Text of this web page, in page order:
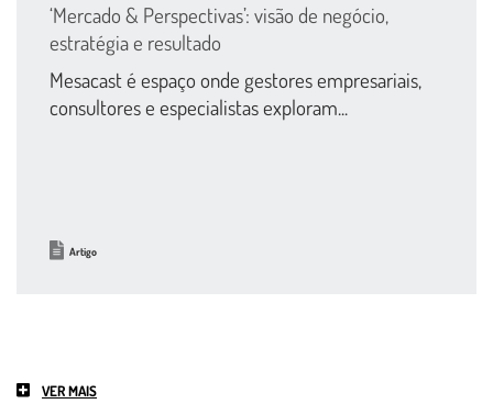
‘Mercado & Perspectivas’: visão de negócio,
estratégia e resultado
Mesacast é espaço onde gestores empresariais,
consultores e especialistas exploram...
Artigo
VER MAIS